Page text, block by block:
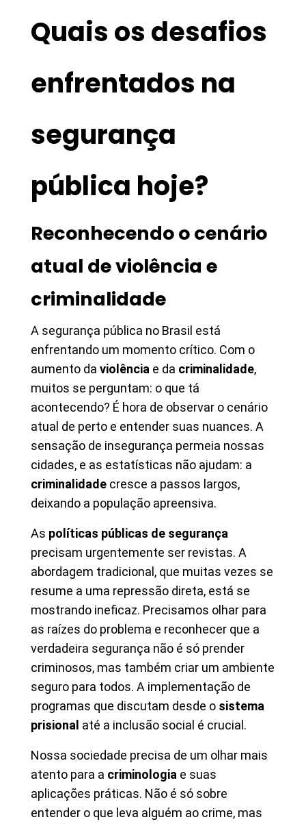
Quais os desafios
enfrentados na
segurança
pública hoje?
Reconhecendo o cenário
atual de violência e
criminalidade
A segurança pública no Brasil está
enfrentando um momento crítico. Com o
aumento da violência e da criminalidade,
muitos se perguntam: o que tá
acontecendo? É hora de observar o cenário
atual de perto e entender suas nuances. A
sensação de insegurança permeia nossas
cidades, e as estatísticas não ajudam: a
criminalidade cresce a passos largos,
deixando a população apreensiva.
As políticas públicas de segurança
precisam urgentemente ser revistas. A
abordagem tradicional, que muitas vezes se
resume a uma repressão direta, está se
mostrando ineficaz. Precisamos olhar para
as raízes do problema e reconhecer que a
verdadeira segurança não é só prender
criminosos, mas também criar um ambiente
seguro para todos. A implementação de
programas que discutam desde o sistema
prisional até a inclusão social é crucial.
Nossa sociedade precisa de um olhar mais
atento para a criminologia e suas
aplicações práticas. Não é só sobre
entender o que leva alguém ao crime, mas